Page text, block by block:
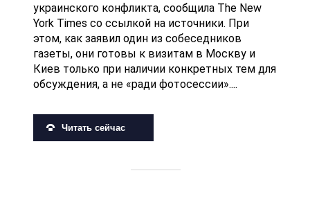
украинского конфликта, сообщила The New
York Times со ссылкой на источники. При
этом, как заявил один из собеседников
газеты, они готовы к визитам в Москву и
Киев только при наличии конкретных тем для
обсуждения, а не «ради фотосессии»....
Читать сейчас